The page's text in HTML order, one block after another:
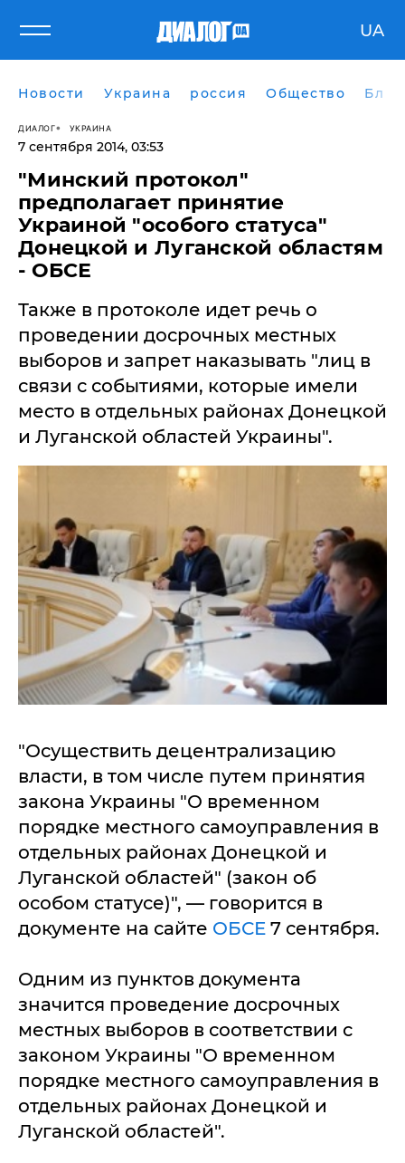
UA
Новости Украина россия Общество
ДИАЛОГ УКРАИНА
7 сентября 2014, 03:53
"Минский протокол"
предполагает принятие
Украиной "особого статуса"
Донецкой и Луганской областям
- ОБСЕ
Также в протоколе идет речь о
проведении досрочных местных
выборов и запрет наказывать "лиц в
связи с событиями, которые имели
место в отдельных районах Донецкой
и Луганской областей Украины".
"Осуществить децентрализацию
власти, в том числе путем принятия
закона Украины "О временном
порядке местного самоуправления в
отдельных районах Донецкой и
Луганской областей" (закон об
особом статусе)", — говорится в
документе на сайте ОБСЕ 7 сентября.
Одним из пунктов документа
значится проведение досрочных
местных выборов в соответствии с
законом Украины "О временном
порядке местного самоуправления в
отдельных районах Донецкой и
Луганской областей".